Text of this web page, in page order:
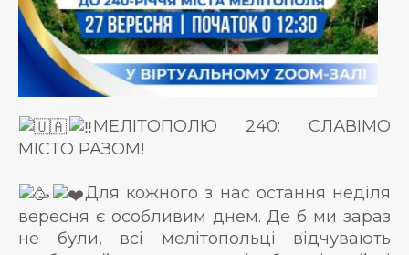
МЕЛІТОПОЛЮ 240: СЛАВІМО
МІСТО РАЗОМ!
Для кожного з нас остання неділя
вересня є особливим днем. Де б ми зараз
не були, всі мелітопольці відчувають